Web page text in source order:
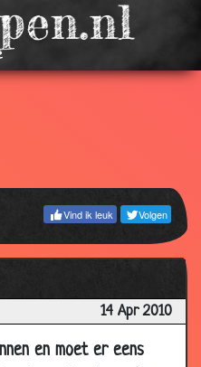
Vind ik leuk Volgen
14 Apr 2010
en moet er eens
2.73
3.42
van der Sloot
3.38